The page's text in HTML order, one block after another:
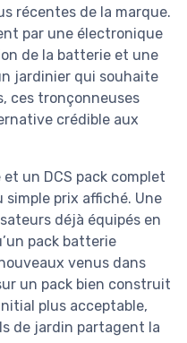
récentes de la marque.
par une électronique
de la batterie et une
jardinier qui souhaite
ces tronçonneuses
crédible aux
un DCS pack complet
simple prix affiché. Une
déjà équipés en
pack batterie
venus dans
un pack bien construit
plus acceptable,
de jardin partagent la